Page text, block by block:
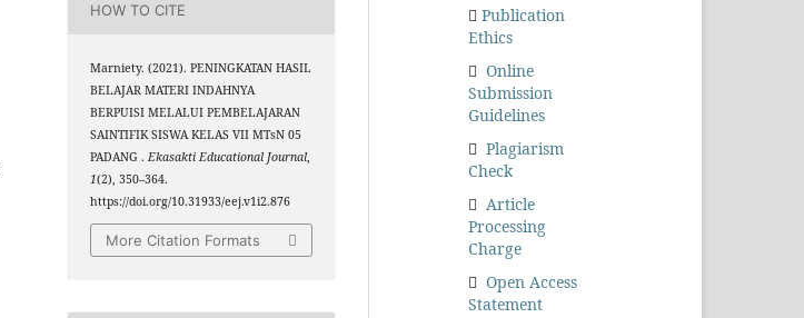
HOW TO CITE
Marniety. (2021). PENINGKATAN HASIL
BELAJAR MATERI INDAHNYA
BERPUISI MELALUI PEMBELAJARAN
SAINTIFIK SISWA KELAS VII MTsN 05
PADANG .Ekasakti Educational Journal,
1(2), 350–364.
https://doi.org/10.31933/eej.v1i2.876
More Citation Formats
Publication
Ethics
Online
Submission
Guidelines
Plagiarism
Check
Article
Processing
Charge
Open Access
Statement